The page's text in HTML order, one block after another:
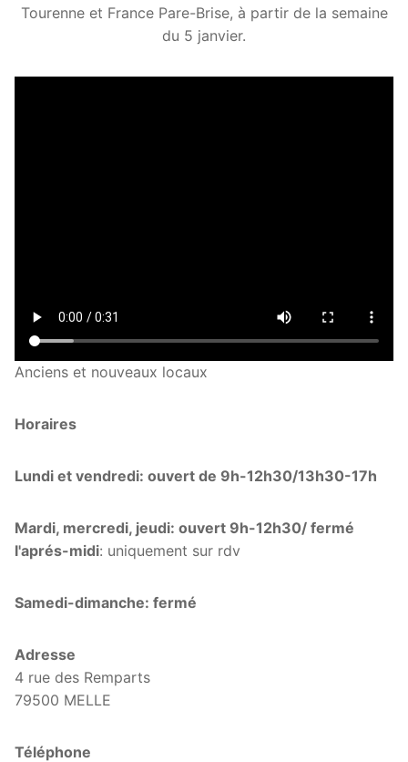
Tourenne et France Pare-Brise, à partir de la semaine
du 5 janvier.
Anciens et nouveaux locaux
Horaires
Lundi et vendredi: ouvert de 9h-12h30/13h30-17h
Mardi, mercredi, jeudi: ouvert 9h-12h30/ fermé
l'aprés-midi: uniquement sur rdv
Samedi-dimanche: fermé
Adresse
4 rue des Remparts
79500 MELLE
Téléphone